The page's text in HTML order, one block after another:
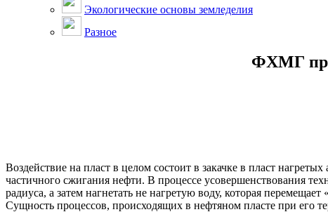
Экологические основы земледелия
Разное
ФХМГ при
Воздействие на пласт в целом состоит в закачке в пласт
частичного сжигания нефти. В процессе усовершенствования
радиуса, а затем нагнетать не нагретую воду, которая
Сущность процессов, происходящих в нефтяном пласте при его